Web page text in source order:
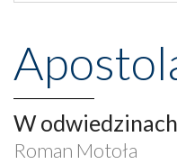
W
Roman Motoła